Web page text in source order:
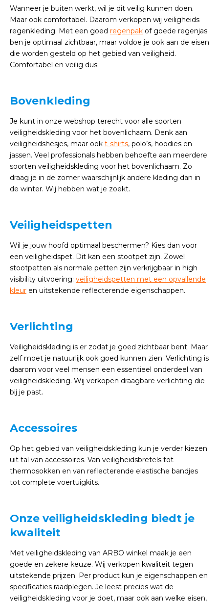
Wanneer je buiten werkt, wil je dit veilig kunnen doen.
Maar ook comfortabel. Daarom verkopen wij veiligheids
regenkleding. Met een goed regenpak of goede regenjas
ben je optimaal zichtbaar, maar voldoe je ook aan de eisen
die worden gesteld op het gebied van veiligheid.
Comfortabel en veilig dus.
Bovenkleding
Je kunt in onze webshop terecht voor alle soorten
veiligheidskleding voor het bovenlichaam. Denk aan
veiligheidshesjes, maar ook t-shirts, polo’s, hoodies en
jassen. Veel professionals hebben behoefte aan meerdere
soorten veiligheidskleding voor het bovenlichaam. Zo
draag je in de zomer waarschijnlijk andere kleding dan in
de winter. Wij hebben wat je zoekt.
Veiligheidspetten
Wil je jouw hoofd optimaal beschermen? Kies dan voor
een veiligheidspet. Dit kan een stootpet zijn. Zowel
stootpetten als normale petten zijn verkrijgbaar in high
visibility uitvoering: veiligheidspetten met een opvallende
kleur en uitstekende reflecterende eigenschappen.
Verlichting
Veiligheidskleding is er zodat je goed zichtbaar bent. Maar
zelf moet je natuurlijk ook goed kunnen zien. Verlichting is
daarom voor veel mensen een essentieel onderdeel van
veiligheidskleding. Wij verkopen draagbare verlichting die
bij je past.
Accessoires
Op het gebied van veiligheidskleding kun je verder kiezen
uit tal van accessoires. Van veiligheidsbretels tot
thermosokken en van reflecterende elastische bandjes
tot complete voertuigkits.
Onze veiligheidskleding biedt je
kwaliteit
Met veiligheidskleding van ARBO winkel maak je een
goede en zekere keuze. Wij verkopen kwaliteit tegen
uitstekende prijzen. Per product kun je eigenschappen en
specificaties raadplegen. Je leest precies wat de
veiligheidskleding voor je doet, maar ook aan welke eisen,